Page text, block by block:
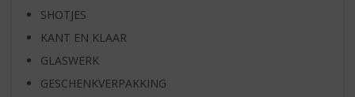
SHOTJES
KANT EN KLAAR
GLASWERK
GESCHENKVERPAKKING